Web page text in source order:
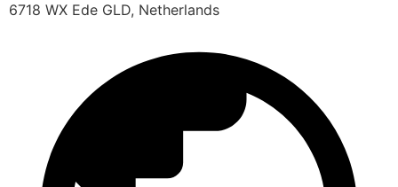
6718 WX Ede GLD, Netherlands